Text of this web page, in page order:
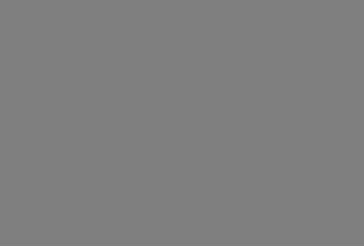
terenu. Kierownik budowy jest
zgodnie z harmonogramem i
jego zaangażowaniu, proces budowy
budowy odgrywa
pokrycia dachu, aż po finalne prace
aby cały proces budowy przebiegł